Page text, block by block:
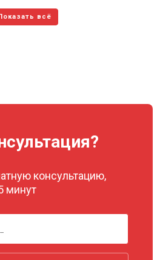
консультацию,
минут